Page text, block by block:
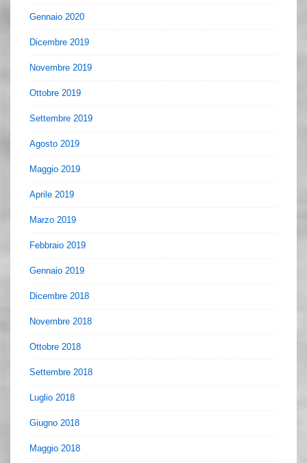
Gennaio 2020
Dicembre 2019
Novembre 2019
Ottobre 2019
Settembre 2019
Agosto 2019
Maggio 2019
Aprile 2019
Marzo 2019
Febbraio 2019
Gennaio 2019
Dicembre 2018
Novembre 2018
Ottobre 2018
Settembre 2018
Luglio 2018
Giugno 2018
Maggio 2018